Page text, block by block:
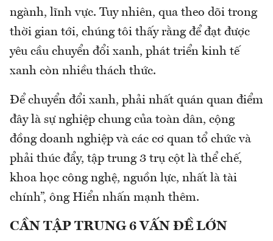
ngành, lĩnh vực. Tuy nhiên, qua theo dõi trong
thời gian tới, chúng tôi thấy rằng để đạt được
yêu cầu chuyển đổi xanh, phát triển kinh tế
xanh còn nhiều thách thức.
Để chuyển đổi xanh, phải nhất quán quan điểm
đây là sự nghiệp chung của toàn dân, cộng
đồng doanh nghiệp và các cơ quan tổ chức và
phải thúc đẩy, tập trung 3 trụ cột là thể chế,
khoa học công nghệ, nguồn lực, nhất là tài
chính”, ông Hiển nhấn mạnh thêm.
CẦN TẬP TRUNG 6 VẤN ĐỀ LỚN